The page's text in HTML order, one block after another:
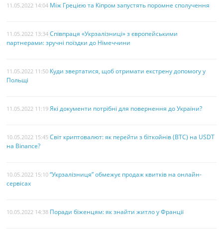
11.05.2022 14:04 Між Грецією та Кіпром запустять поромне сполучення
11.05.2022 13:34 Співпраця «Укрзалізниці» з європейськими
партнерами: зручні поїздки до Німеччини
11.05.2022 11:50 Куди звертатися, щоб отримати екстрену допомогу у
Польщі
11.05.2022 11:19 Які документи потрібні для повернення до України?
10.05.2022 15:45 Світ криптовалют: як перейти з біткойнів (BTC) на USDT
на Binance?
10.05.2022 15:10 “Укрзалізниця” обмежує продаж квитків на онлайн-
сервісах
10.05.2022 14:38 Поради біженцям: як знайти житло у Франції